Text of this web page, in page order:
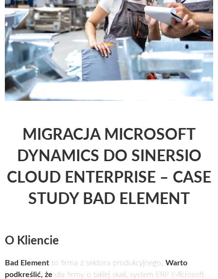
MIGRACJA MICROSOFT
DYNAMICS DO SINERSIO
CLOUD ENTERPRISE – CASE
STUDY BAD ELEMENT
O Kliencie
Bad Element to firma z sektora produkcyjnego. Warto
podkreślić, że dla firmy o takiej skali, system ERP (Microsoft